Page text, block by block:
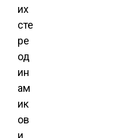
их
сте
ре
од
ин
ам
ик
ов
и